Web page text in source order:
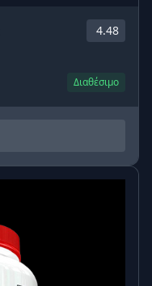
4.48
Διαθέσιμο